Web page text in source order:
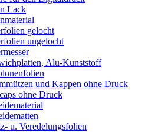
Lack
gelocht
ungelocht
Alu-Kunststoff
und Kappen ohne Druck
ohne Druck
u. Veredelungsfolien